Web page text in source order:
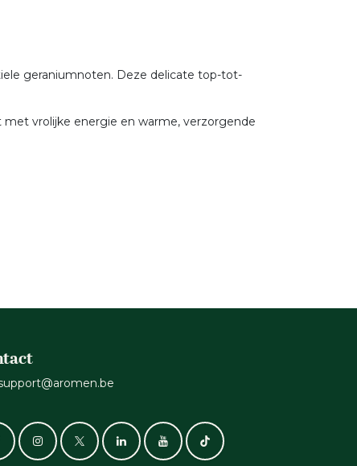
geraniumnoten. Deze delicate top-tot-
vrolijke energie en warme, verzorgende